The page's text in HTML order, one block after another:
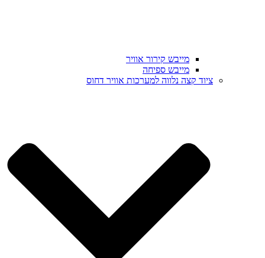
מייבש קירור אוויר
מייבש ספיחה
ציוד קצה נלווה למערכות אוויר דחוס